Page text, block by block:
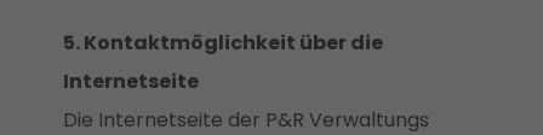
5. Kontaktmöglichkeit über die
Internetseite
Die Internetseite der P&R Verwaltungs